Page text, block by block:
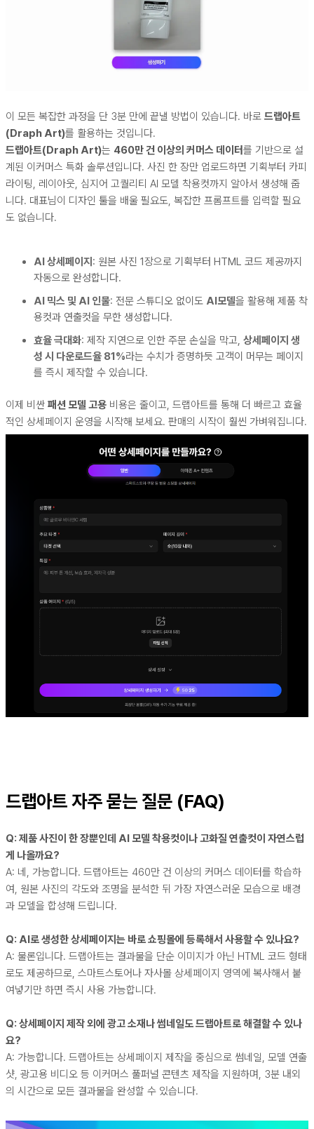
이 모든 복잡한 과정을 단 3분 만에 끝낼 방법이 있습니다. 바로 드랩아트
(Draph Art)를 활용하는 것입니다.
드랩아트(Draph Art)는 460만 건 이상의 커머스 데이터를 기반으로 설
계된 이커머스 특화 솔루션입니다. 사진 한 장만 업로드하면 기획부터 카피
라이팅, 레이아웃, 심지어 고퀄리티 AI 모델 착용컷까지 알아서 생성해 줍
니다. 대표님이 디자인 툴을 배울 필요도, 복잡한 프롬프트를 입력할 필요
도 없습니다.
AI 상세페이지 : 원본 사진 1장으로 기획부터 HTML 코드 제공까지
자동으로 완성합니다.
AI 믹스 및 AI 인물: 전문 스튜디오 없이도 AI모델을 활용해 제품 착
용컷과 연출컷을 무한 생성합니다.
효율 극대화: 제작 지연으로 인한 주문 손실을 막고, 상세페이지 생
성 시 다운로드율 81%라는 수치가 증명하듯 고객이 머무는 페이지
를 즉시 제작할 수 있습니다.
이제 비싼 패션 모델 고용 비용은 줄이고, 드랩아트를 통해 더 빠르고 효율
적인 상세페이지 운영을 시작해 보세요. 판매의 시작이 훨씬 가벼워집니다.
드랩아트 자주 묻는 질문 (FAQ)
Q: 제품 사진이 한 장뿐인데 AI 모델 착용컷이나 고화질 연출컷이 자연스럽
게 나올까요?
A: 네, 가능합니다. 드랩아트는 460만 건 이상의 커머스 데이터를 학습하
여, 원본 사진의 각도와 조명을 분석한 뒤 가장 자연스러운 모습으로 배경
과 모델을 합성해 드립니다.
Q: AI로 생성한 상세페이지는 바로 쇼핑몰에 등록해서 사용할 수 있나요?
A: 물론입니다. 드랩아트는 결과물을 단순 이미지가 아닌 HTML 코드 형태
로도 제공하므로, 스마트스토어나 자사몰 상세페이지 영역에 복사해서 붙
여넣기만 하면 즉시 사용 가능합니다.
Q: 상세페이지 제작 외에 광고 소재나 썸네일도 드랩아트로 해결할 수 있나
요?
A: 가능합니다. 드랩아트는 상세페이지 제작을 중심으로 썸네일, 모델 연출
샷, 광고용 비디오 등 이커머스 풀퍼널 콘텐츠 제작을 지원하며, 3분 내외
의 시간으로 모든 결과물을 완성할 수 있습니다.